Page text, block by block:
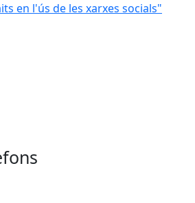
en l'ús de les xarxes socials"